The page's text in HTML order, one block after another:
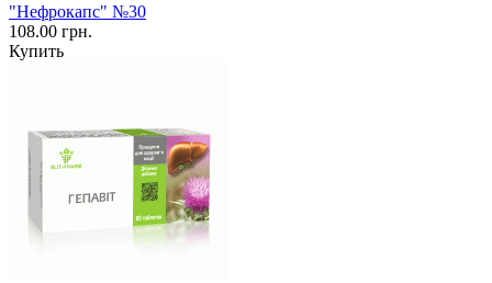
"Нефрокапс" №30
108.00 грн.
Купить